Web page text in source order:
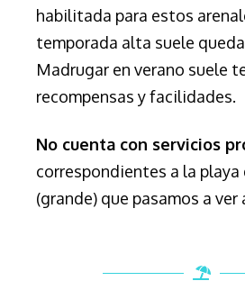
habilitada para estos
temporada alta suele
Madrugar en verano suele
recompensas y facilidades.
No cuenta con servicios
correspondientes a la playa
(grande) que pasamos a